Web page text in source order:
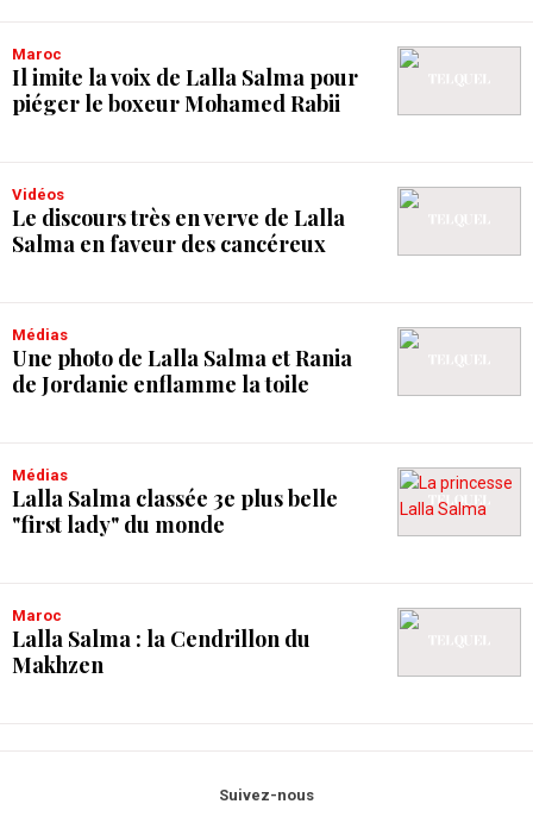
Maroc
Il imite la voix de Lalla Salma pour
piéger le boxeur Mohamed Rabii
Vidéos
Le discours très en verve de Lalla
Salma en faveur des cancéreux
Médias
Une photo de Lalla Salma et Rania
de Jordanie enflamme la toile
Médias
Lalla Salma classée 3e plus belle
"first lady" du monde
Maroc
Lalla Salma : la Cendrillon du
Makhzen
Suivez-nous